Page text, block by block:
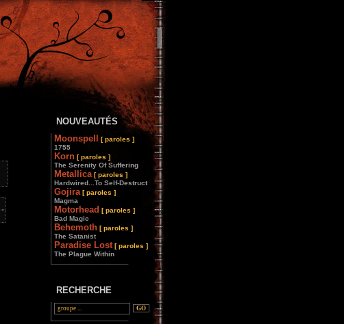
NOUVEAUTÉS
Moonspell
[ paroles ]
1755
Korn [ paroles ]
The Serenity Of Suffering
Metallica [ paroles ]
Hardwired...To Self-Destruct
Gojira [ paroles ]
Magma
Motorhead [ paroles ]
Bad Magic
Behemoth [ paroles ]
The Satanist
Paradise Lost [ paroles ]
The Plague Within
________________
RECHERCHE
________________